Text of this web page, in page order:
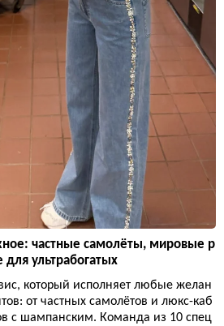
частные самолёты, мировые р
ультрабогатых
который исполняет любые желан
от частных самолётов и люкс-каб
с шампанским. Команда из 10 спец